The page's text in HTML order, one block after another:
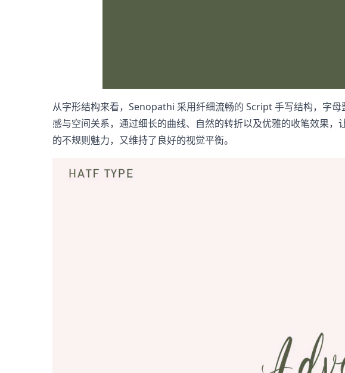
从字形结构来看，Senopathi 采用纤细流畅的 Script 手写结构，字
感与空间关系，通过细长的曲线、自然的转折以及优雅的收笔效果
的不规则魅力，又维持了良好的视觉平衡。